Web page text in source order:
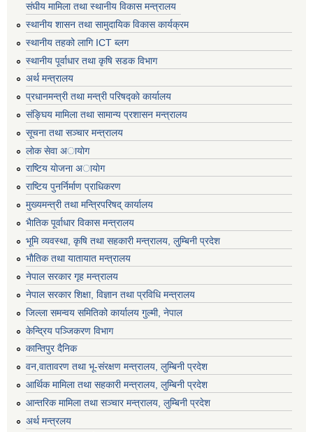
संघीय मामिला तथा स्थानीय विकास मन्त्रालय
स्थानीय शासन तथा सामुदायिक विकास कार्यक्रम
स्थानीय तहको लागि ICT ब्लग
स्थानीय पूर्वाधार तथा कृषि सडक विभाग
अर्थ मन्त्रालय
प्रधानमन्त्री तथा मन्त्री परिषद्काे कार्यालय
संङ्घिय मामिला तथा सामान्य प्रशासन मन्त्रालय
सूचना तथा सञ्चार मन्त्रालय
लाेक सेवा अायाेग
राष्टिय याेजना अायाेग
राष्टिय पुनर्निर्माण प्राधिकरण
मुख्यमन्त्री तथा मन्त्रिपरिषद् कार्यालय
भैातिक पूर्वाधार विकास मन्त्रालय
भूमि व्यवस्था, कृषि तथा सहकारी मन्त्रालय, लु्म्बिनी प्रदेश
भाैतिक तथा यातायात मन्त्रालय
नेपाल सरकार गृह मन्त्रालय
नेपाल सरकार शिक्षा, विज्ञान तथा प्रविधि मन्त्रालय
जिल्ला समन्वय समितिको कार्यालय गुल्मी, नेपाल
केन्द्रिय पञ्जिकरण विभाग
कान्तिपुर दैनिक
वन,वातावरण तथा भू-संरक्षण मन्त्रालय, लुम्बिनी प्रदेश
आर्थिक मामिला तथा सहकारी मन्त्रालय, लुम्बिनी प्रदेश
आन्तरिक मामिला तथा सञ्चार मन्त्रालय, लुम्बिनी प्रदेश
अर्थ मन्त्रलय